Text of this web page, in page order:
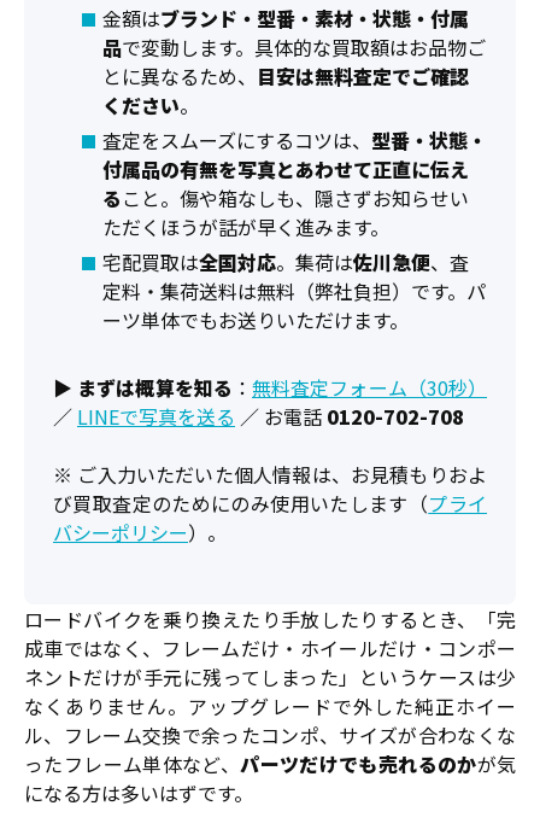
金額はブランド・型番・素材・状態・付属
品で変動します。具体的な買取額はお品物ご
とに異なるため、 目安は無料査定でご確認
ください。
査定をスムーズにするコツは、 型番・状態・
付属品の有無を写真とあわせて正直に伝え
ること。傷や箱なしも、隠さずお知らせい
ただくほうが話が早く進みます。
宅配買取は全国対応。集荷は佐川急便、査
定料・集荷送料は無料（弊社負担）です。パ
ーツ単体でもお送りいただけます。
▶ まずは概算を知る ：無料査定フォーム（30秒）
／ LINEで写真を送る ／ お電話 0120-702-708
※ ご入力いただいた個人情報は、お見積もりおよ
び買取査定のためにのみ使用いたします（プライ
バシーポリシー）。
ロードバイクを乗り換えたり手放したりするとき、「完
成車ではなく、フレームだけ・ホイールだけ・コンポー
ネントだけが手元に残ってしまった」というケースは少
なくありません。アップグレードで外した純正ホイー
ル、フレーム交換で余ったコンポ、サイズが合わなくな
ったフレーム単体など、パーツだけでも売れるのかが気
になる方は多いはずです。